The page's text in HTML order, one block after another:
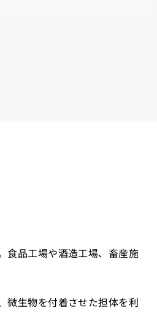
食品工場や酒造工場、畜産施
微生物を付着させた担体を利